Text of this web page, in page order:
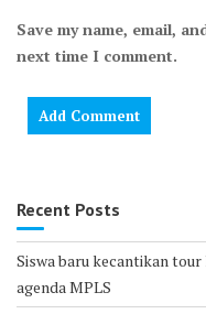
Save my name, email,
next time I comment.
Recent Posts
Siswa baru kecantikan
agenda MPLS